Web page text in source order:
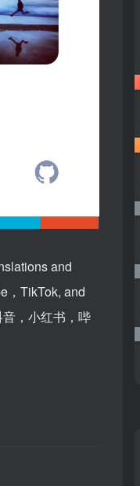
and
，TikTok, and
，小红书，哔